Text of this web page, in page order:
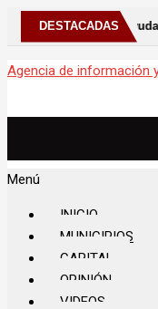
DESTACADAS
ayudar a detectar el
Agencia de información
Menú
INICIO
MUNICIPIOS
CAPITAL
OPINIÓN
VIDEOS